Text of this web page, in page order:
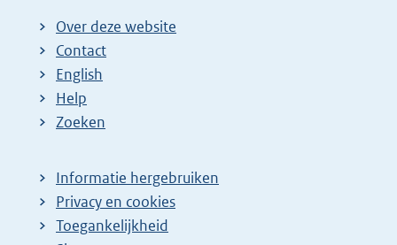
Over deze website
Contact
English
Help
Zoeken
Informatie hergebruiken
Privacy en cookies
Toegankelijkheid